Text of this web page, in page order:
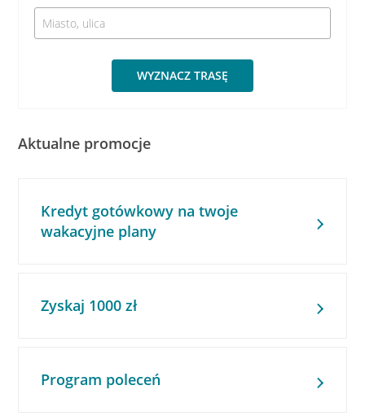
WYZNACZ TRASĘ
Aktualne promocje
Kredyt gotówkowy na twoje
wakacyjne plany
Zyskaj 1000 zł
Program poleceń